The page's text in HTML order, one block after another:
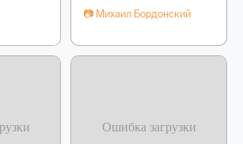
📷 Михаил Бордонский